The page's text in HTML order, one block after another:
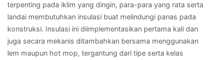
terpenting pada iklim yang dingin, para-para yang rata serta
landai membutuhkan insulasi buat melindungi panas pada
konstruksi. Insulasi ini diimplementasikan pertama kali dan
juga secara mekanis ditambahkan bersama menggunakan
lem maupun hot mop, tergantung dari tipe serta kelas